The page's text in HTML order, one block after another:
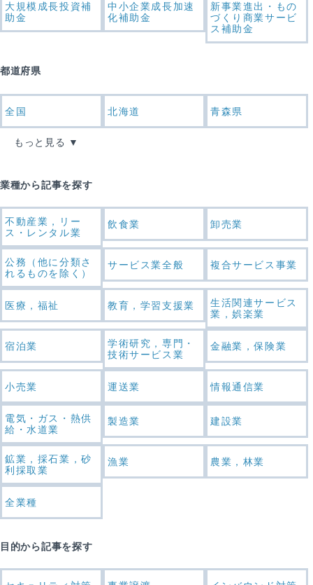
大規模成長投資補
助金
中小企業成長加速
化補助金
新事業進出・もの
づくり商業サービ
ス補助金
都道府県
全国 北海道 青森県
もっと見る
業種から記事を探す
不動産業，リー
ス・レンタル業
飲食業 卸売業
公務（他に分類さ
れるものを除く）
サービス業全般 複合サービス事業
医療，福祉 教育，学習支援業
生活関連サービス
業，娯楽業
宿泊業
学術研究，専門・
技術サービス業
金融業，保険業
小売業 運送業 情報通信業
電気・ガス・熱供
給・水道業
製造業 建設業
鉱業，採石業，砂
利採取業
漁業 農業，林業
全業種
目的から記事を探す